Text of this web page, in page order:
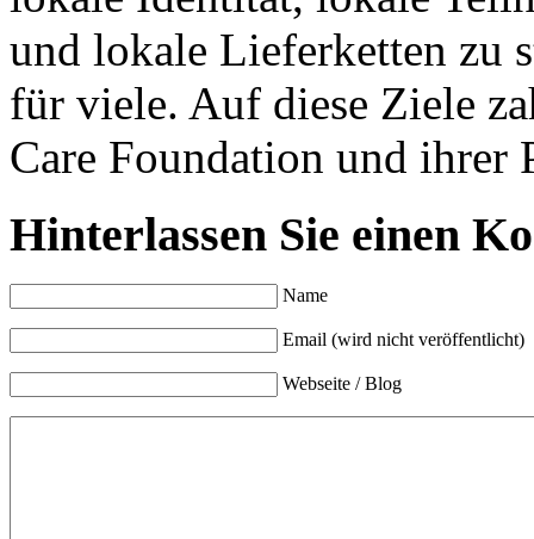
und lokale Lieferketten zu
für viele. Auf diese Ziele
Care Foundation und ihrer
Hinterlassen Sie einen
Name
Email (wird nicht veröffentlicht)
Webseite / Blog